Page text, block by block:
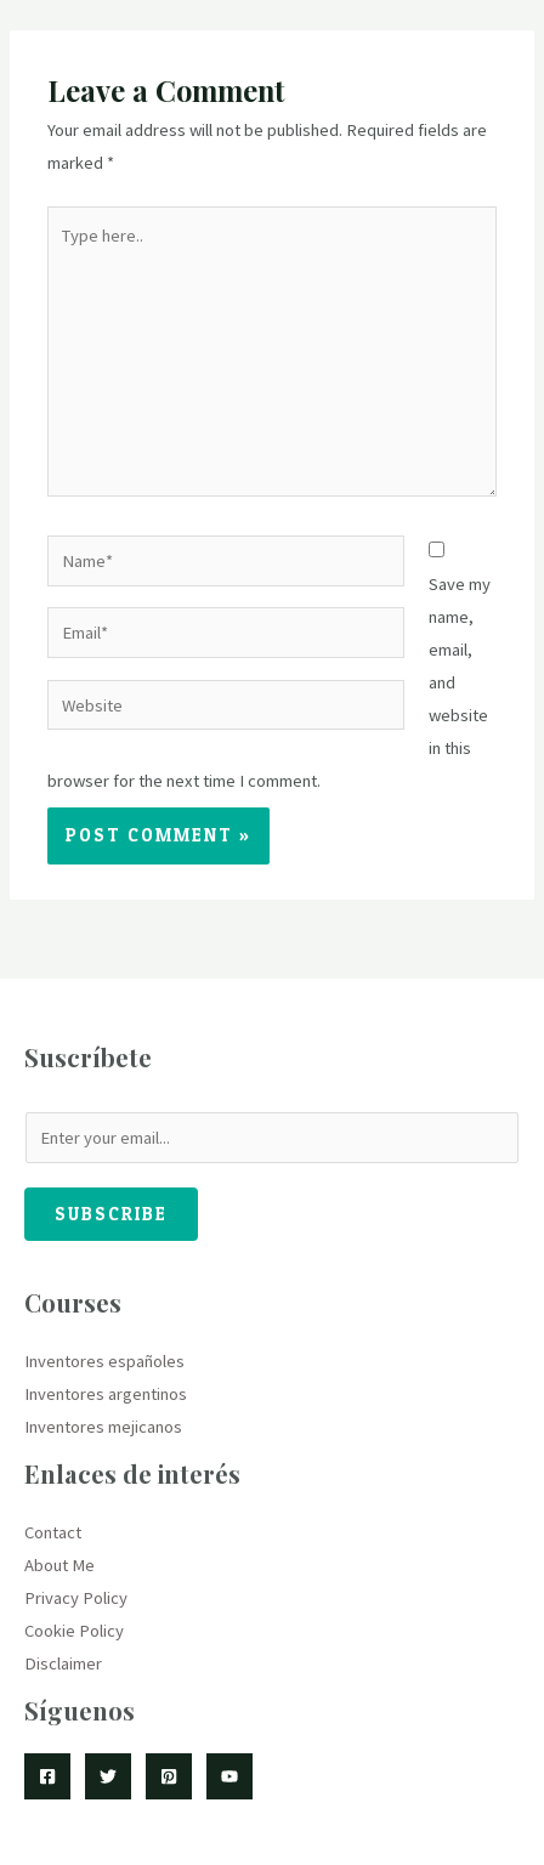
Leave a Comment
Your email address will not be published. Required fields are
marked *
Save my
name,
email,
and
website
in this
browser for the next time I comment.
Suscríbete
SUBSCRIBE
Courses
Inventores españoles
Inventores argentinos
Inventores mejicanos
Enlaces de interés
Contact
About Me
Privacy Policy
Cookie Policy
Disclaimer
Síguenos